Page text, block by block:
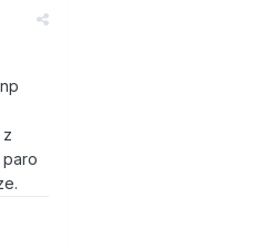
z
paro